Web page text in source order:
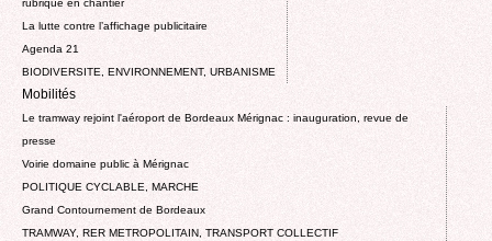
rubrique en chantier
La lutte contre l’affichage publicitaire
Agenda 21
BIODIVERSITE, ENVIRONNEMENT, URBANISME
Mobilités
Le tramway rejoint l'aéroport de Bordeaux Mérignac : inauguration, revue de
presse
Voirie domaine public à Mérignac
POLITIQUE CYCLABLE, MARCHE
Grand Contournement de Bordeaux
TRAMWAY, RER METROPOLITAIN, TRANSPORT COLLECTIF